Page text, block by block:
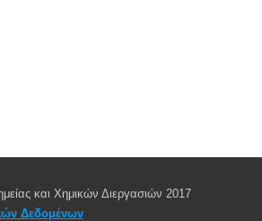
και Χημικών Διεργασιών 2017
Δεδομένων